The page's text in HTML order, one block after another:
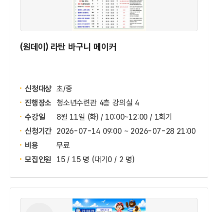
(원데이) 라탄 바구니 메이커
신청대상 초/중
진행장소 청소년수련관 4층 강의실 4
수강일
8월 11일 (화) / 10:00~12:00 / 1회기
신청기간 2026-07-14 09:00 ~ 2026-07-28 21:00
비용
무료
모집인원
15 / 15 명 (대기0 / 2 명)